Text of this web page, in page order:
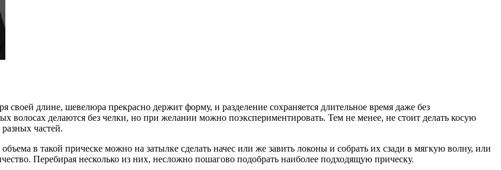
длине, шевелюра прекрасно держит форму, и разделение сохраняется длительное время даже без
делаются без челки, но при желании можно поэкспериментировать. Тем не менее, не стоит делать косую
частей.
в такой прическе можно на затылке сделать начес или же завить локоны и собрать их сзади в мягкую волну, или
Перебирая несколько из них, несложно пошагово подобрать наиболее подходящую прическу.